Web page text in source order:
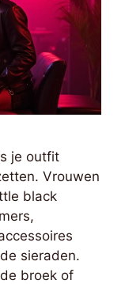
je outfit
Vrouwen
black
sieraden.
broek of